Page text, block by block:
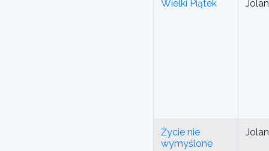
Wielki Piątek
Życie nie
wymyślone